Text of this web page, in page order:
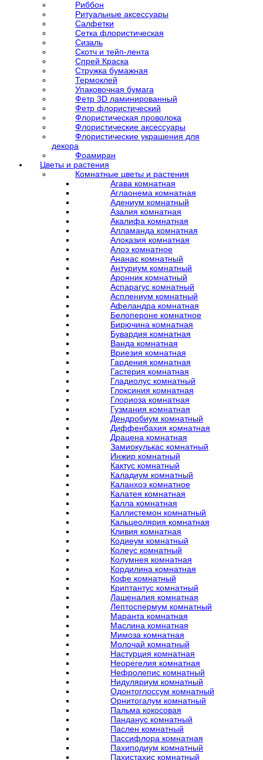
Риббон
Ритуальные аксессуары
Салфетки
Сетка флористическая
Сизаль
Скотч и тейп-лента
Спрей Краска
Стружка бумажная
Термоклей
Упаковочная бумага
Фетр 3D ламинированный
Фетр флористический
Флористическая проволока
Флористические аксессуары
Флористические украшения для
декора
Фоамиран
Цветы и растения
Комнатные цветы и растения
Агава комнатная
Аглаонема комнатная
Адениум комнатный
Азалия комнатная
Акалифа комнатная
Алламанда комнатная
Алоказия комнатная
Алоэ комнатное
Ананас комнатный
Антуриум комнатный
Аронник комнатный
Аспарагус комнатный
Асплениум комнатный
Афеландра комнатная
Белопероне комнатное
Бирючина комнатная
Бувардия комнатная
Ванда комнатная
Вриезия комнатная
Гардения комнатная
Гастерия комнатная
Гладиолус комнатный
Глоксиния комнатная
Глориоза комнатная
Гузмания комнатная
Дендробиум комнатный
Диффенбахия комнатная
Драцена комнатная
Замиокулькас комнатный
Инжир комнатный
Кактус комнатный
Каладиум комнатный
Каланхоэ комнатное
Калатея комнатная
Калла комнатная
Каллистемон комнатный
Кальцеолярия комнатная
Кливия комнатная
Кодиеум комнатный
Колеус комнатный
Колумнея комнатная
Кордилина комнатная
Кофе комнатный
Криптантус комнатный
Лашеналия комнатная
Лептоспермум комнатный
Маранта комнатная
Маслина комнатная
Мимоза комнатная
Молочай комнатный
Настурция комнатная
Неорегелия комнатная
Нефролепис комнатный
Нидуляриум комнатный
Одонтоглоссум комнатный
Орнитогалум комнатный
Пальма кокосовая
Панданус комнатный
Паслен комнатный
Пассифлора комнатная
Пахиподиум комнатный
Пахистахис комнатный